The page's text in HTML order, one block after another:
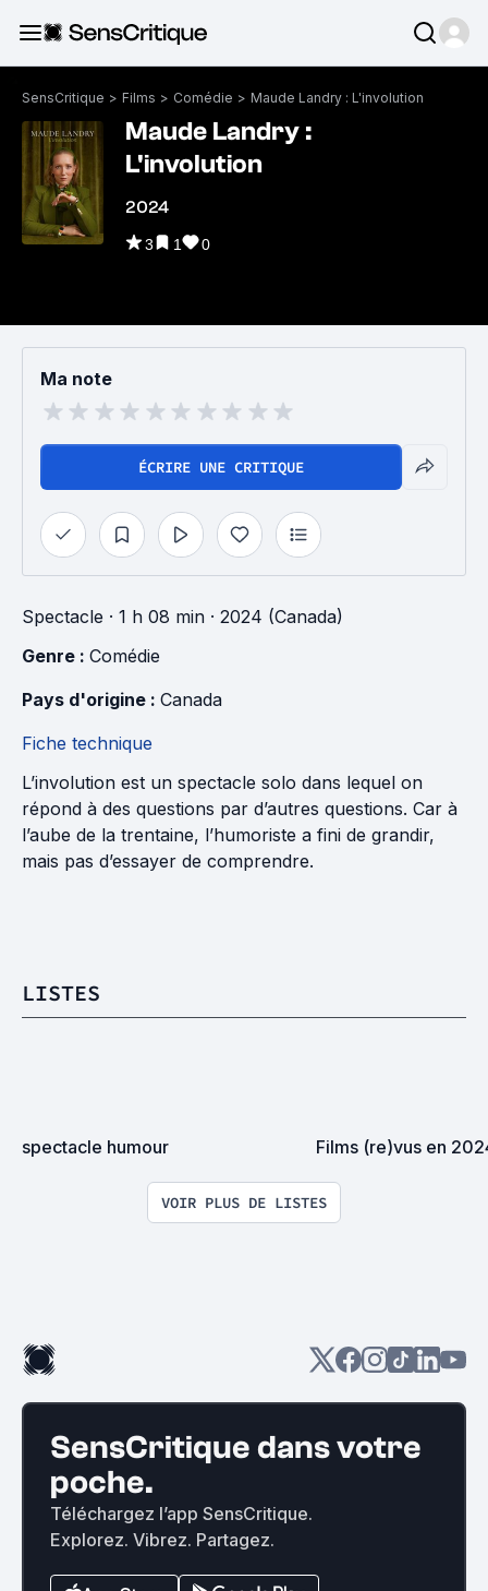
SensCritique > Films > Comédie > Maude Landry : L'involution
Maude Landry :
L'involution
2024
3 1 0
Ma note
ÉCRIRE UNE CRITIQUE
Spectacle · 1 h 08 min · 2024 (Canada)
Genre : Comédie
Pays d'origine : Canada
Fiche technique
L’involution est un spectacle solo dans lequel on
répond à des questions par d’autres questions. Car à
l’aube de la trentaine, l’humoriste a fini de grandir,
mais pas d’essayer de comprendre.
LISTES
spectacle humour Films (re)vus en
VOIR PLUS DE LISTES
SensCritique dans votre
poche.
Téléchargez l’app SensCritique.
Explorez. Vibrez. Partagez.